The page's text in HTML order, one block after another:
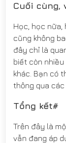
Cuối cùng,
Học, học nữa,
cũng không
đây chỉ là
biết còn
khác. Bạn có
thông qua các
Tổng kết#
Trên đây là
vẫn đang áp